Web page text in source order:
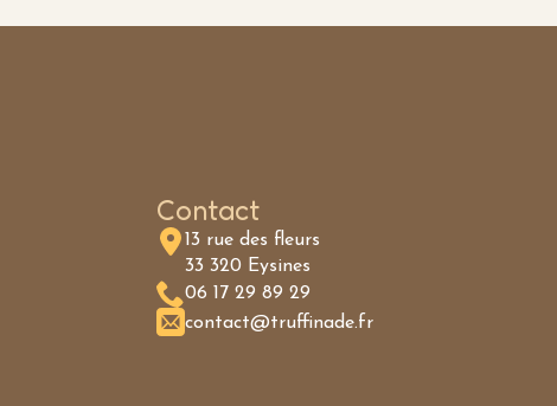
Contact
13 rue des fleurs
33 320 Eysines
06 17 29 89 29
contact@truffinade.fr